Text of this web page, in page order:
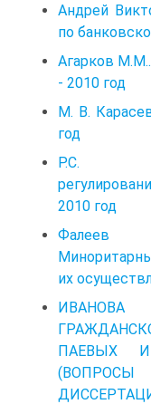
Андрей
по
Агарков
- 2010 год
М. В.
год
Р.С.
2010 год
Фалеев
их
ИВАНОВА
ПАЕВЫХ